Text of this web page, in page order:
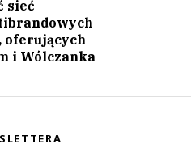
sieć
oferujących
i Wólczanka